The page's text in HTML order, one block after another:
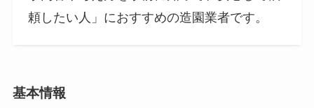
頼したい人」におすすめの造園業者です。
基本情報